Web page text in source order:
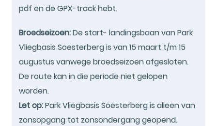
pdf en de GPX-track hebt.
Broedseizoen:De start- landingsbaan van Park
Vliegbasis Soesterberg is van 15 maart t/m 15
augustus vanwege broedseizoen afgesloten.
De route kan in die periode niet gelopen
worden.
Let op:Park Vliegbasis Soesterberg is alleen van
zonsopgang tot zonsondergang geopend.